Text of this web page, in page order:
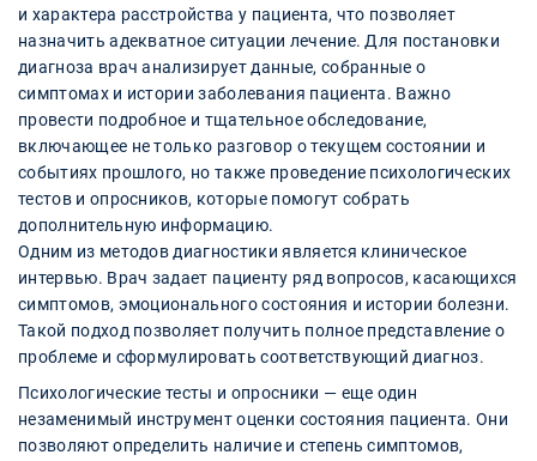
и характера расстройства у пациента, что позволяет
назначить адекватное ситуации лечение. Для постановки
диагноза врач анализирует данные, собранные о
симптомах и истории заболевания пациента. Важно
провести подробное и тщательное обследование,
включающее не только разговор о текущем состоянии и
событиях прошлого, но также проведение психологических
тестов и опросников, которые помогут собрать
дополнительную информацию.
Одним из методов диагностики является клиническое
интервью. Врач задает пациенту ряд вопросов, касающихся
симптомов, эмоционального состояния и истории болезни.
Такой подход позволяет получить полное представление о
проблеме и сформулировать соответствующий диагноз.
Психологические тесты и опросники — еще один
незаменимый инструмент оценки состояния пациента. Они
позволяют определить наличие и степень симптомов,